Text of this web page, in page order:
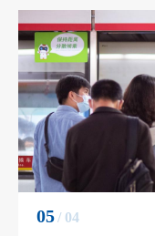
01/ 04